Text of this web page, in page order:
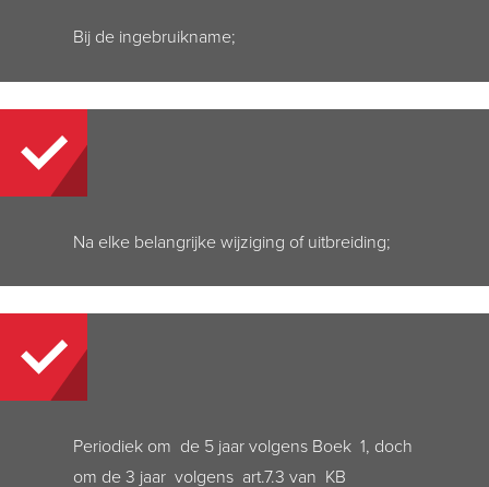
Bij de ingebruikname;
Na elke belangrijke wijziging of uitbreiding;
Periodiek om de 5 jaar volgens Boek 1, doch
om de 3 jaar volgens art.7.3 van KB